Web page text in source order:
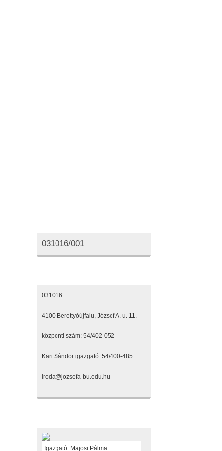
031016/001
031016
4100 Berettyóújfalu, József A. u. 11.
központi szám: 54/402-052
Kari Sándor igazgató: 54/400-485
iroda@jozsefa-bu.edu.hu
Igazgató: Majosi Pálma